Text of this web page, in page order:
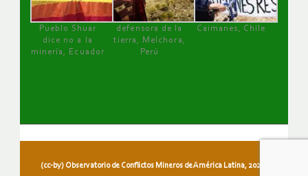
Pueblo Shuar
dice no a la
minería, Ecuador
defensora de la
tierra, Melchora,
Perú
Caimanes, Chile
(cc-by) Observatorio de Conflictos Mineros de América Latina, 2026